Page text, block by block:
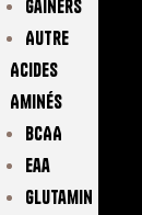
Gainers
Autre
Acides
Aminés
BCAA
Eaa
Glutamin